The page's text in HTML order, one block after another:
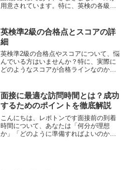
用意されています。特に、英検の各級に
いでしょうか？そこで今回は、英検レベ
ルごとの目安とその難易度...
英検準2級の合格点とスコアの詳
細
英検準2級の合格点やスコアについて、悩
んでいる方はいませんか？特に、実際に
どのようなスコアが合格ラインなのか、
とでしょう。そこで今回は、英検準2級の
合格点とスコアの詳細...
面接に最適な訪問時間とは？成功
するためのポイントを徹底解説
こんにちは、レポトンです面接前の到着
時間について、あなたは「何分が理想
か」「どのように準備すればよいのか」